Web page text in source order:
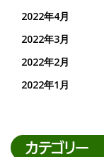
2022年4月
2022年3月
2022年2月
2022年1月
カテゴリー